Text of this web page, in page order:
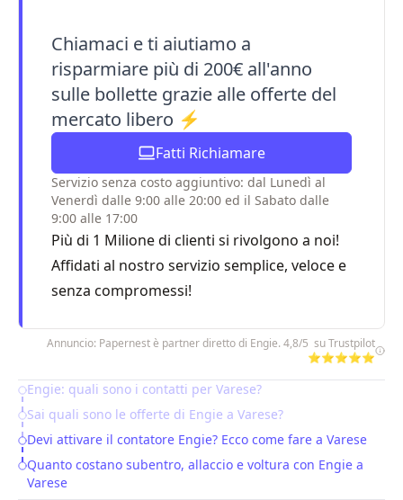
Chiamaci e ti aiutiamo a
risparmiare più di 200€ all'anno
sulle bollette grazie alle offerte del
mercato libero ⚡
Fatti Richiamare
Servizio senza costo aggiuntivo: dal Lunedì al
Venerdì dalle 9:00 alle 20:00 ed il Sabato dalle
9:00 alle 17:00
Più di 1 Milione di clienti si rivolgono a noi!
Affidati al nostro servizio semplice, veloce e
senza compromessi!
Annuncio: Papernest è partner diretto di Engie. 4,8/5 su Trustpilot
⭐⭐⭐⭐⭐
Table of Contents
Engie: quali sono i contatti per Varese?
Sai quali sono le offerte di Engie a Varese?
Devi attivare il contatore Engie? Ecco come fare a Varese
Quanto costano subentro, allaccio e voltura con Engie a
Varese